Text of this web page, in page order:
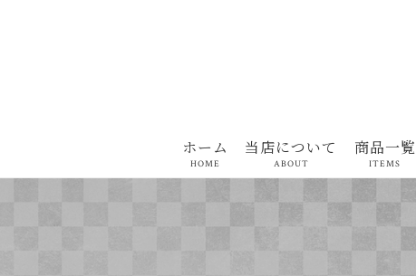
ホーム
HOME
当店について
ABOUT
商品一覧
ITEMS